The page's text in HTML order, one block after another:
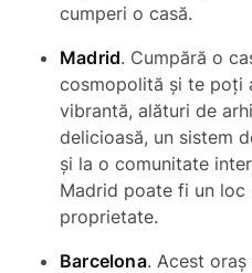
cumperi o casă.
Madrid. Cumpără o
cosmopolită și te poți
vibrantă, alături de
delicioasă, un sistem
și la o comunitate
Madrid poate fi un loc
proprietate.
Barcelona. Acest